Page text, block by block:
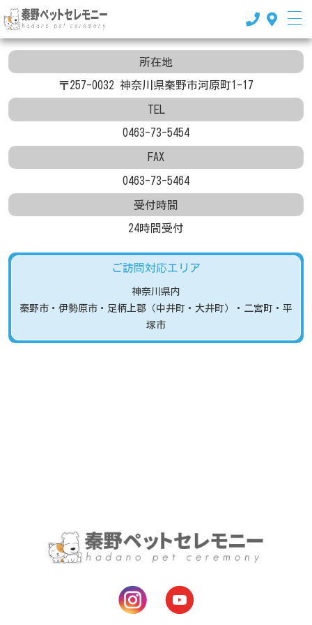
Home
料金プラン
ペットが亡くなったら
納骨について
所在地
〒257-0032 神奈川県秦野市河原町1-17
TEL
0463-73-5454
FAX
0463-73-5464
受付時間
24時間受付
ご訪問対応エリア
神奈川県内
秦野市 ・伊勢原市 ・足柄上郡（中井町・大井町）
・二宮町・平
塚市